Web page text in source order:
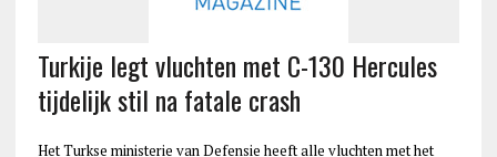
Turkije legt vluchten met C-130 Hercules
tijdelijk stil na fatale crash
Het Turkse ministerie van Defensie heeft alle vluchten met het